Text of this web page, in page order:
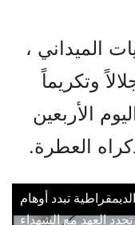
الميداني ،
وتكريماً
الأربعين
العطرة.
تبدد أوهام
العهد مع الشهداء